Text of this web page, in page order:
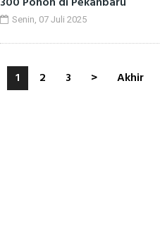
Senin, 07 Juli 2025
1 2 3 > Akhir